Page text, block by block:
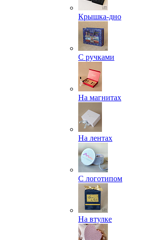
Крышка-дно
С ручками
На магнитах
На лентах
С логотипом
На втулке